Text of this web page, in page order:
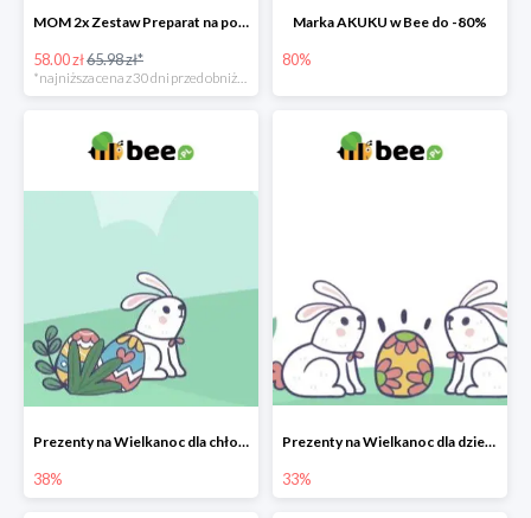
MOM 2x Zestaw Preparat na poprawę laktacji na mleku słodowym -12%
58.00 zł65.98 zł*
*najniższa cena z 30 dni przed obniżką
Marka AKUKU w Bee do -80%
80%
Prezenty na Wielkanoc dla chłopców w Bee do -38%
38%
Prezenty na Wielkanoc dla dziewczynek w Bee do -33%
33%